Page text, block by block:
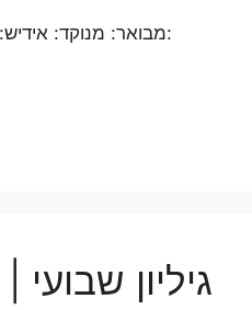
מבואר: מנוקד: אידיש: אנגלית: ספרדית: איטלקית: פורטוגזית: צרפתית:
גיליון